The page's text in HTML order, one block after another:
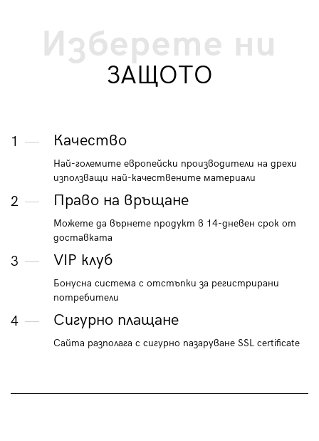
Изберете ни
ЗАЩОТО
1 Качество
Най-големите европейски производители на дрехи
използващи най-качествените материали
2 Право на връщане
Можете да върнете продукт в 14-дневен срок от
доставката
3 VIP клуб
Бонусна система с отстъпки за регистрирани
потребители
4 Сигурно плащане
Сайта разполага с сигурно пазаруване SSL certificate